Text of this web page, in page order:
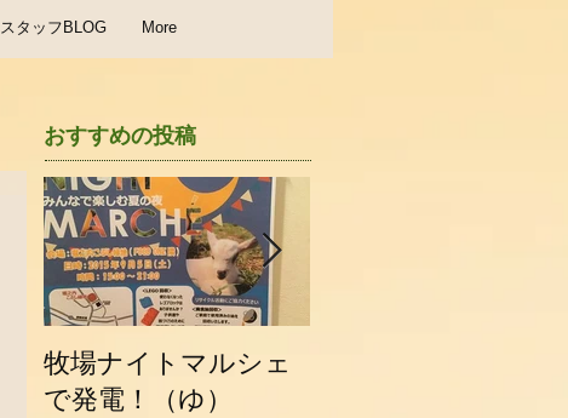
スタッフBLOG More
おすすめの投稿
牧場ナイトマルシェ
で発電！（ゆ）